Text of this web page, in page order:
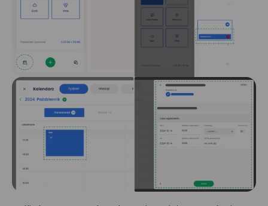
Umów prezentację
E-mail*